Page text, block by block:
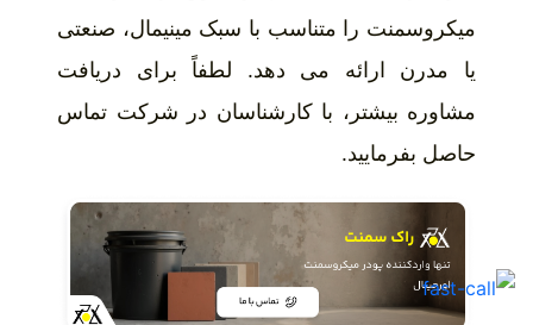
میکروسمنت را متناسب با سبک مینیمال، صنعتی
یا مدرن ارائه می دهد. لطفاً برای دریافت
مشاوره بیشتر، با کارشناسان در شرکت تماس
حاصل بفرمایید.